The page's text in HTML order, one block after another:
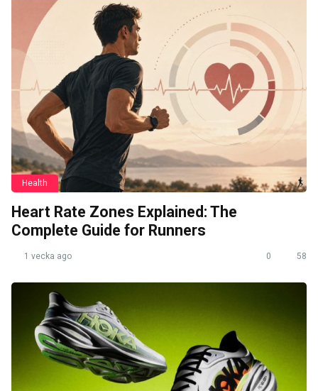
Health
Heart Rate Zones Explained: The
Complete Guide for Runners
1 vecka ago 0 58